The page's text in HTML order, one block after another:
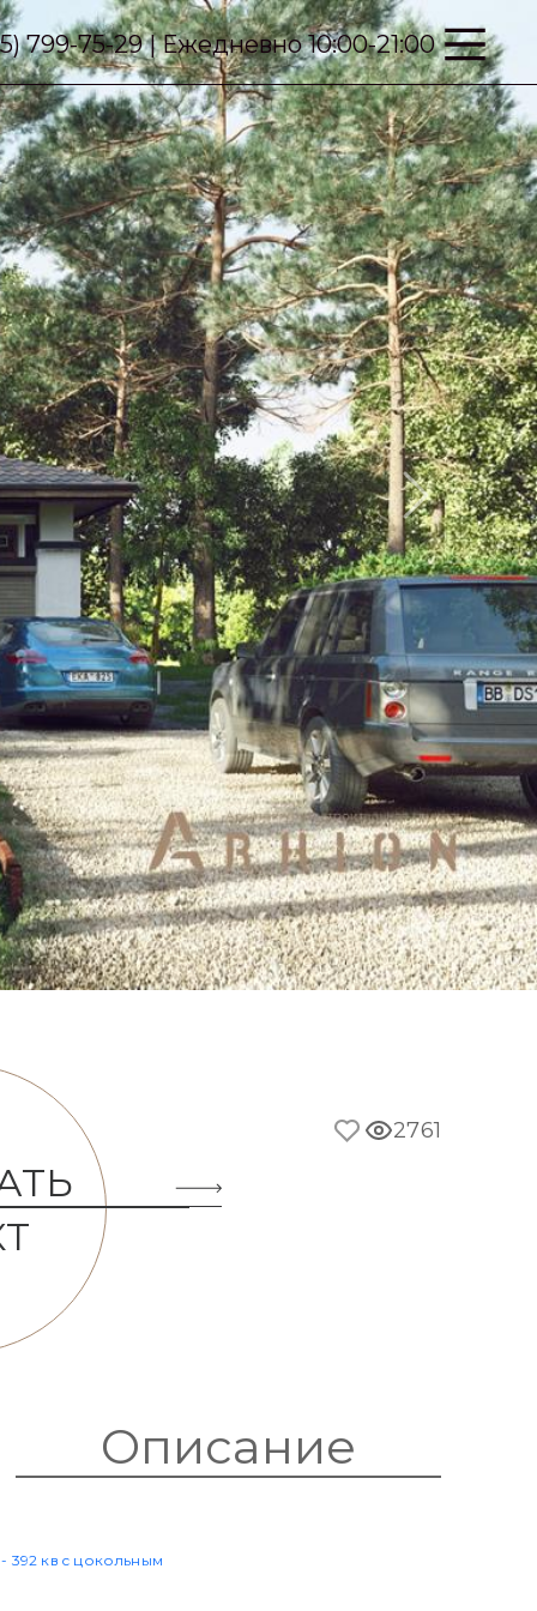
799-75-29 | Ежедневно 10:00-21:00
Next
2761
Описание